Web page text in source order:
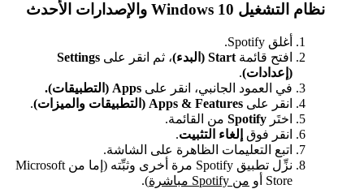
نظام التشغيل Windows 10 والإصدارات الأحدث
أغلق Spotify.
افتح قائمة Start (البدء) ، ثم انقر على Settings
(إعدادات).
في العمود الجانبي، انقر على Apps (التطبيقات).
انقر على Apps & Features (التطبيقات والميزات)
.
اختَر Spotify من القائمة.
انقر فوق إلغاء التثبيت.
اتبع التعليمات الظاهرة على الشاشة.
نزِّل تطبيق Spotify مرة أخرى وثبِّته (إما من Microsoft
Store أو
من Spotify مباشرة ).